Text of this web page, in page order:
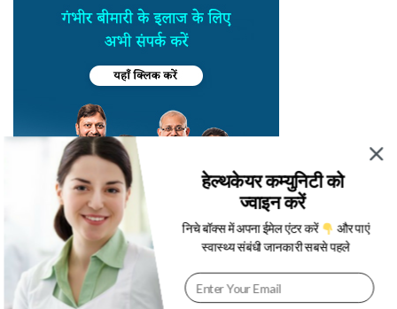
हेल्थकेयर कम्युनिटी को
ज्वाइन करें
निचे बॉक्स में अपना ईमेल एंटर करें
और पाएं
स्वास्थ्य संबंधी जानकारी सबसे पहले